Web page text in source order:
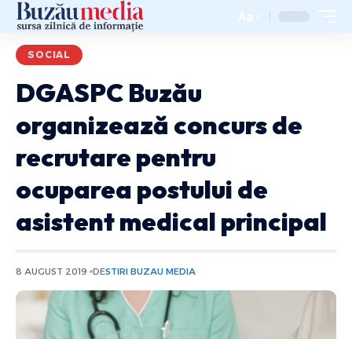
Aa
SOCIAL
DGASPC Buzău
organizează concurs de
recrutare pentru
ocuparea postului de
asistent medical principal
8 AUGUST 2019 DESTIRI BUZAU MEDIA